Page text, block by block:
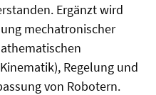
Ergänzt wird
mechatronischer
Regelung und
von Robotern.